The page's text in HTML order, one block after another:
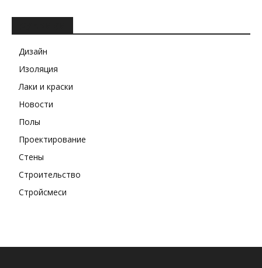
Дизайн
Изоляция
Лаки и краски
Новости
Полы
Проектирование
Стены
Строительство
Стройсмеси